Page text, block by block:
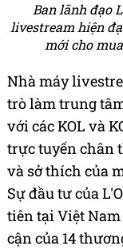
Ban lãnh đạo
livestream hiện
mới cho
Nhà máy
trò làm trung
với các KOL và
trực tuyến chân
và sở thích của
Sự đầu tư của
tiên tại Việt
cận của 14